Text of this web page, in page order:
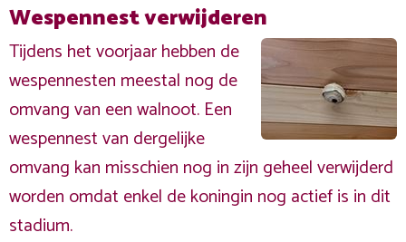
Wespennest verwijderen
Tijdens het voorjaar hebben de
wespennesten meestal nog de
omvang van een walnoot. Een
wespennest van dergelijke
omvang kan misschien nog in zijn geheel verwijderd
worden omdat enkel de koningin nog actief is in dit
stadium.